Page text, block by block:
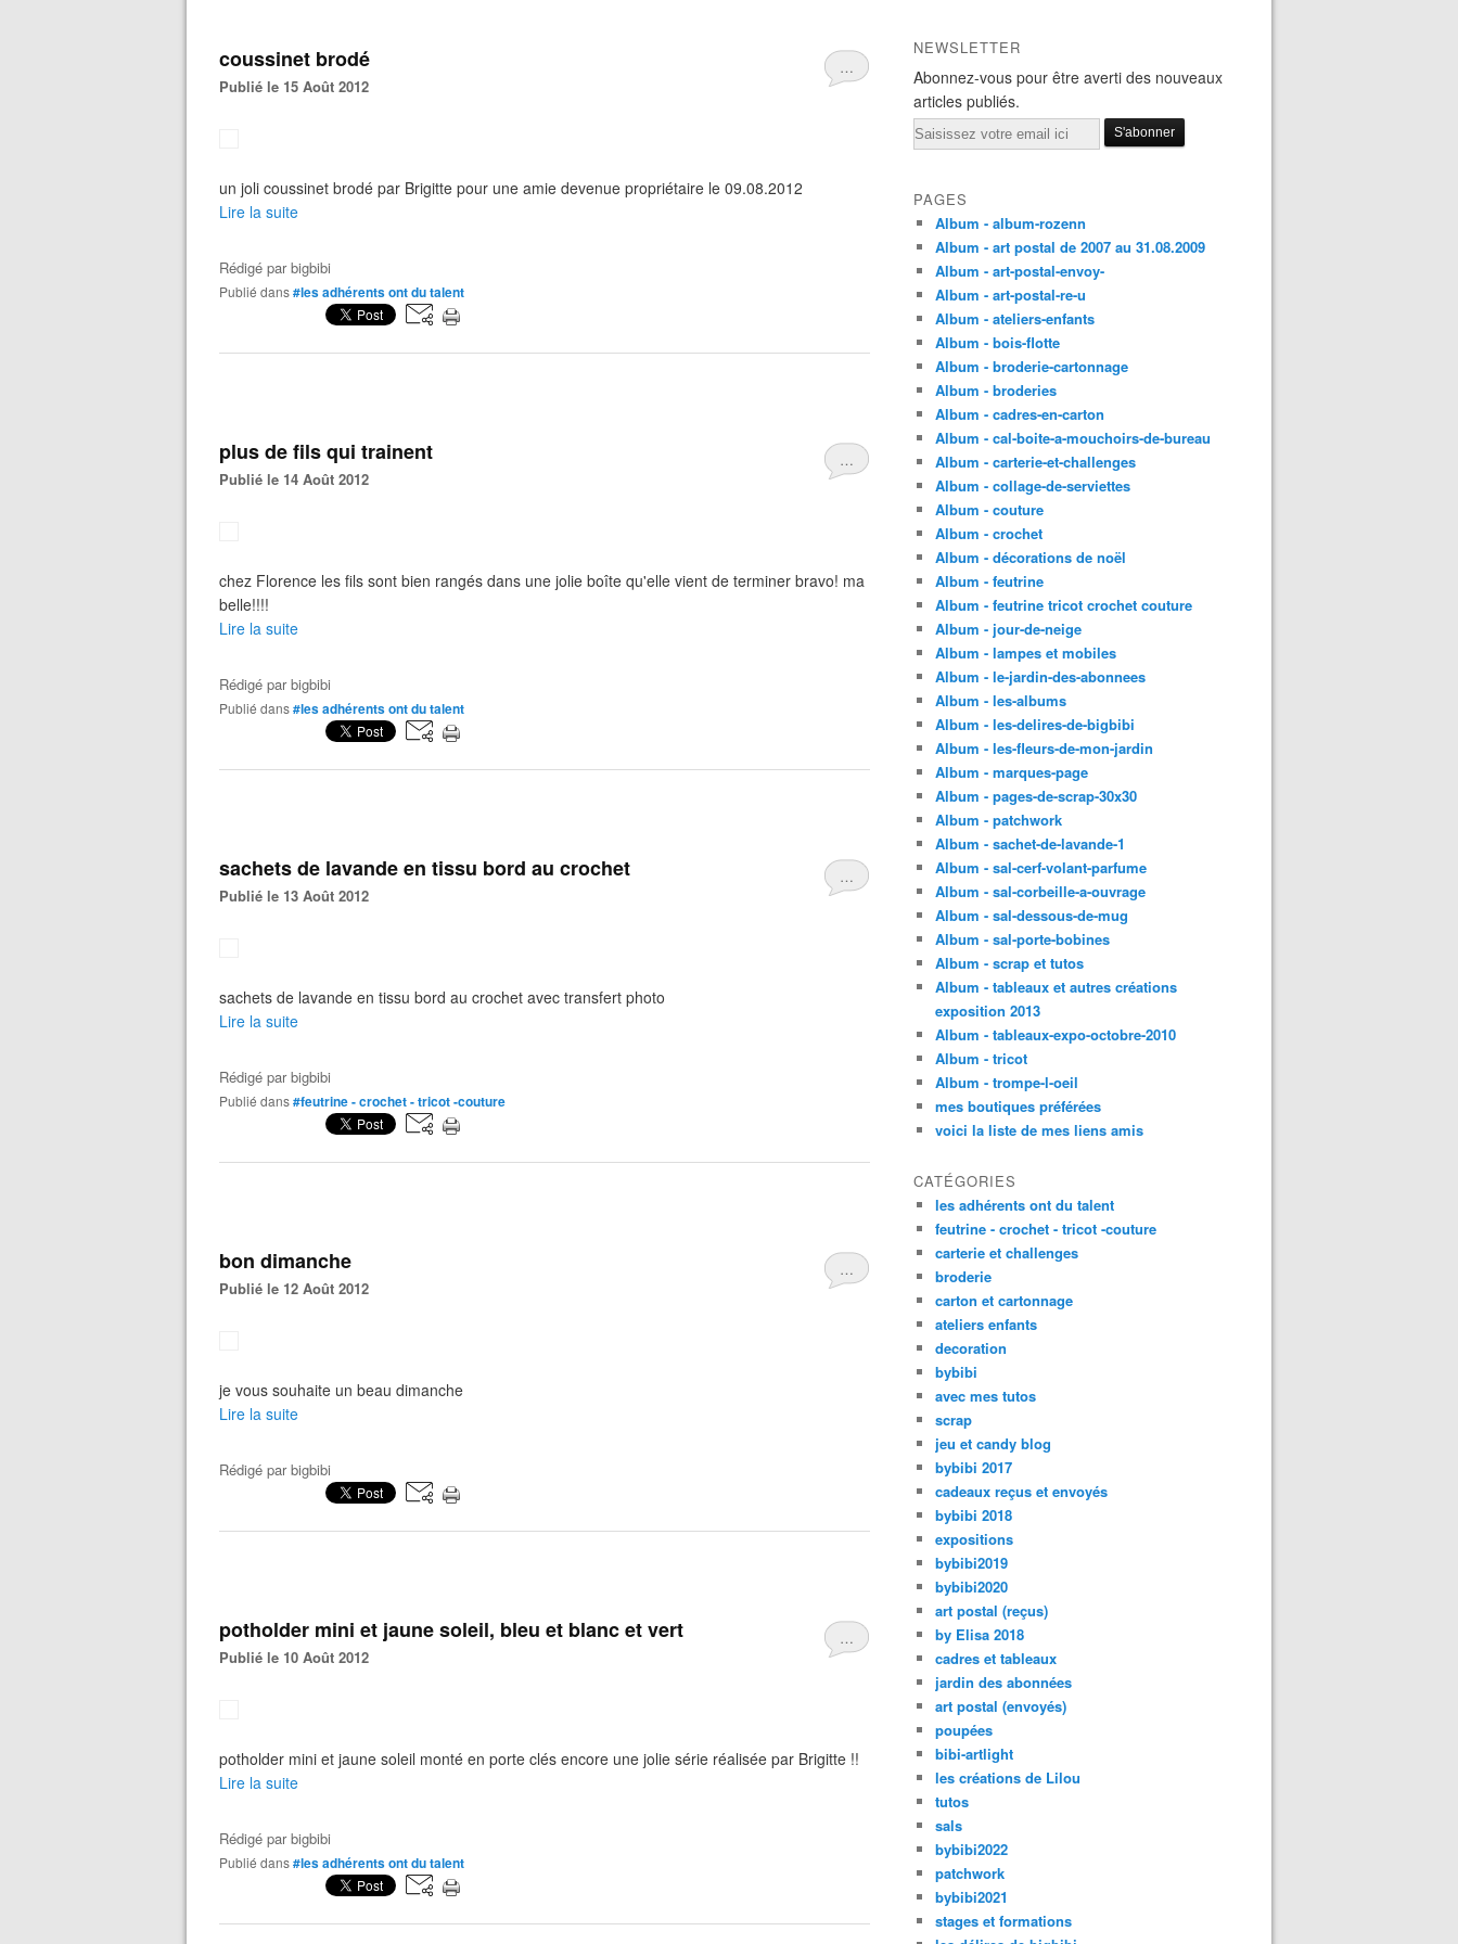
…
coussinet brodé
Publié le 15 Août 2012
un joli coussinet brodé par Brigitte pour une amie devenue propriétaire le 09.08.2012
Lire la suite
Rédigé parbigbibi
Publié dans#les adhérents ont du talent
…
plus de fils qui trainent
Publié le 14 Août 2012
chez Florence les fils sont bien rangés dans une jolie boîte qu'elle vient de terminer bravo! ma
belle!!!!
Lire la suite
Rédigé parbigbibi
Publié dans#les adhérents ont du talent
…
sachets de lavande en tissu bord au crochet
Publié le 13 Août 2012
sachets de lavande en tissu bord au crochet avec transfert photo
Lire la suite
Rédigé parbigbibi
Publié dans#feutrine - crochet - tricot -couture
…
bon dimanche
Publié le 12 Août 2012
je vous souhaite un beau dimanche
Lire la suite
Rédigé parbigbibi
…
potholder mini et jaune soleil, bleu et blanc et vert
Publié le 10 Août 2012
potholder mini et jaune soleil monté en porte clés encore une jolie série réalisée par Brigitte !!
Lire la suite
Rédigé parbigbibi
Publié dans#les adhérents ont du talent
NEWSLETTER
Abonnez-vous pour être averti des nouveaux
articles publiés.
Email
PAGES
Album - album-rozenn
Album - art postal de 2007 au 31.08.2009
Album - art-postal-envoy-
Album - art-postal-re-u
Album - ateliers-enfants
Album - bois-flotte
Album - broderie-cartonnage
Album - broderies
Album - cadres-en-carton
Album - cal-boite-a-mouchoirs-de-bureau
Album - carterie-et-challenges
Album - collage-de-serviettes
Album - couture
Album - crochet
Album - décorations de noël
Album - feutrine
Album - feutrine tricot crochet couture
Album - jour-de-neige
Album - lampes et mobiles
Album - le-jardin-des-abonnees
Album - les-albums
Album - les-delires-de-bigbibi
Album - les-fleurs-de-mon-jardin
Album - marques-page
Album - pages-de-scrap-30x30
Album - patchwork
Album - sachet-de-lavande-1
Album - sal-cerf-volant-parfume
Album - sal-corbeille-a-ouvrage
Album - sal-dessous-de-mug
Album - sal-porte-bobines
Album - scrap et tutos
Album - tableaux et autres créations
exposition 2013
Album - tableaux-expo-octobre-2010
Album - tricot
Album - trompe-l-oeil
mes boutiques préférées
voici la liste de mes liens amis
CATÉGORIES
les adhérents ont du talent
feutrine - crochet - tricot -couture
carterie et challenges
broderie
carton et cartonnage
ateliers enfants
decoration
bybibi
avec mes tutos
scrap
jeu et candy blog
bybibi 2017
cadeaux reçus et envoyés
bybibi 2018
expositions
bybibi2019
bybibi2020
art postal (reçus)
by Elisa 2018
cadres et tableaux
jardin des abonnées
art postal (envoyés)
poupées
bibi-artlight
les créations de Lilou
tutos
sals
bybibi2022
patchwork
bybibi2021
stages et formations